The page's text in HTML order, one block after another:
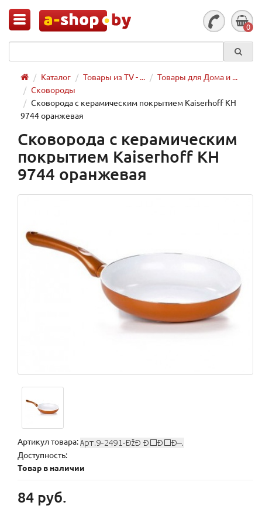
0
Каталог Товары из TV - ...
Товары для Дома и ...
Сковороды
Сковорода с керамическим покрытием Kaiserhoff KH
9744 оранжевая
Сковорода с керамическим
покрытием Kaiserhoff KH
9744 оранжевая
Артикул товара:
Доступность:
Товар в наличии
84 руб.